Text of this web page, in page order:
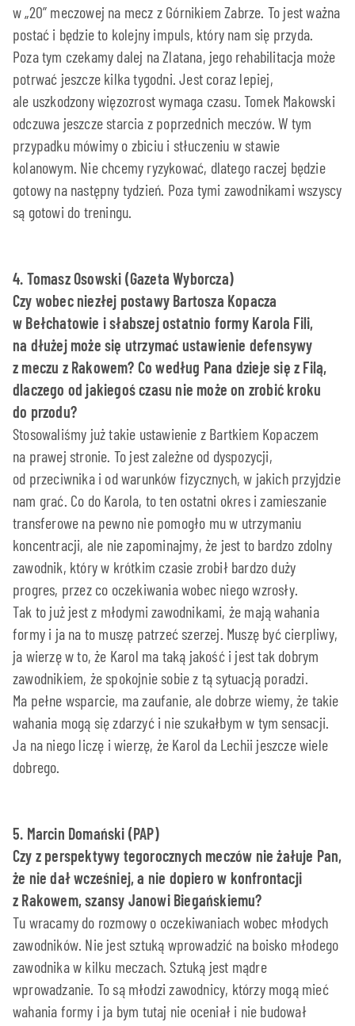
w „20” meczowej na mecz z Górnikiem Zabrze. To jest ważna
postać i będzie to kolejny impuls, który nam się przyda.
Poza tym czekamy dalej na Zlatana, jego rehabilitacja może
potrwać jeszcze kilka tygodni. Jest coraz lepiej,
ale uszkodzony więzozrost wymaga czasu. Tomek Makowski
odczuwa jeszcze starcia z poprzednich meczów. W tym
przypadku mówimy o zbiciu i stłuczeniu w stawie
kolanowym. Nie chcemy ryzykować, dlatego raczej będzie
gotowy na następny tydzień. Poza tymi zawodnikami wszyscy
są gotowi do treningu.
4. Tomasz Osowski (Gazeta Wyborcza)
Czy wobec niezłej postawy Bartosza Kopacza
w Bełchatowie i słabszej ostatnio formy Karola Fili,
na dłużej może się utrzymać ustawienie defensywy
z meczu z Rakowem? Co według Pana dzieje się z Filą,
dlaczego od jakiegoś czasu nie może on zrobić kroku
do przodu?
Stosowaliśmy już takie ustawienie z Bartkiem Kopaczem
na prawej stronie. To jest zależne od dyspozycji,
od przeciwnika i od warunków fizycznych, w jakich przyjdzie
nam grać. Co do Karola, to ten ostatni okres i zamieszanie
transferowe na pewno nie pomogło mu w utrzymaniu
koncentracji, ale nie zapominajmy, że jest to bardzo zdolny
zawodnik, który w krótkim czasie zrobił bardzo duży
progres, przez co oczekiwania wobec niego wzrosły.
Tak to już jest z młodymi zawodnikami, że mają wahania
formy i ja na to muszę patrzeć szerzej. Muszę być cierpliwy,
ja wierzę w to, że Karol ma taką jakość i jest tak dobrym
zawodnikiem, że spokojnie sobie z tą sytuacją poradzi.
Ma pełne wsparcie, ma zaufanie, ale dobrze wiemy, że takie
wahania mogą się zdarzyć i nie szukałbym w tym sensacji.
Ja na niego liczę i wierzę, że Karol da Lechii jeszcze wiele
dobrego.
5. Marcin Domański (PAP)
Czy z perspektywy tegorocznych meczów nie żałuje Pan,
że nie dał wcześniej, a nie dopiero w konfrontacji
z Rakowem, szansy Janowi Biegańskiemu?
Tu wracamy do rozmowy o oczekiwaniach wobec młodych
zawodników. Nie jest sztuką wprowadzić na boisko młodego
zawodnika w kilku meczach. Sztuką jest mądre
wprowadzanie. To są młodzi zawodnicy, którzy mogą mieć
wahania formy i ja bym tutaj nie oceniał i nie budował